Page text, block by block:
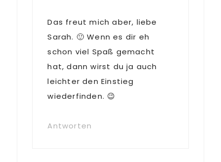
Das freut mich aber, liebe
Sarah. 🙂 Wenn es dir eh
schon viel Spaß gemacht
hat, dann wirst du ja auch
leichter den Einstieg
wiederfinden. 😉
Antworten